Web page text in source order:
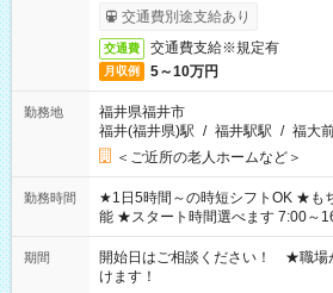
了次第のお支払いとなります。
交通費別途支給あり
交通費 交通費支給※規定有
月収例 5～10万円
勤務地
福井県福井市
福井(福井県)駅 / 福井駅駅 / 福大
＜ご近所の老人ホームなど＞
勤務時間
★1日5時間～の時短シフトOK ★もちろんフルタイムシフトも可
能 ★スタート時間選べます 7:00～
20:00 など 残業なし！ ※Wワークの場合、他のお仕事と合わせ
週40時間超の就業はご案内できま
間以上勤務は社会保険への加入対
期間
開始日はご相談ください！ ★職場
けます！